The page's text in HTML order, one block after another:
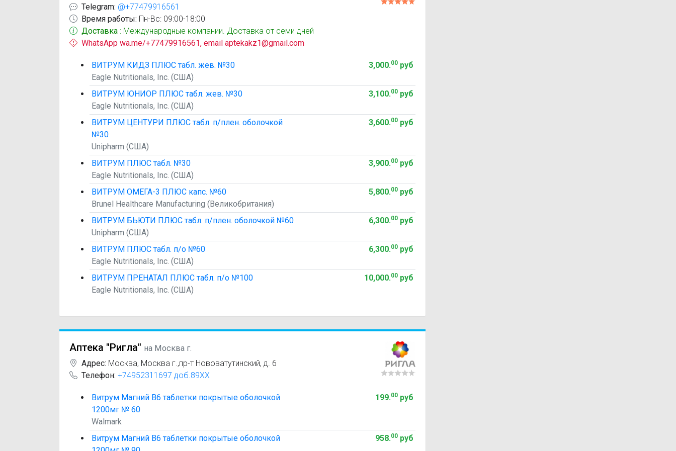
Telegram: @+77479916561
Время работы: Пн-Вс: 09:00-18:00
Доставка : Международные компании. Доставка от семи дней
WhatsApp wa.me/+77479916561, email aptekakz1@gmail.com
ВИТРУМ КИДЗ ПЛЮС табл. жев. №30
Eagle Nutritionals, Inc. (США)
3,000.00руб
ВИТРУМ ЮНИОР ПЛЮС табл. жев. №30
Eagle Nutritionals, Inc. (США)
3,100.00руб
ВИТРУМ ЦЕНТУРИ ПЛЮС табл. п/плен. оболочкой
№30
Unipharm (США)
3,600.00руб
ВИТРУМ ПЛЮС табл. №30
Eagle Nutritionals, Inc. (США)
3,900.00руб
ВИТРУМ ОМЕГА-3 ПЛЮС капс. №60
Brunel Healthcare Manufacturing (Великобритания)
5,800.00руб
ВИТРУМ БЬЮТИ ПЛЮС табл. п/плен. оболочкой №60
Unipharm (США)
6,300.00руб
ВИТРУМ ПЛЮС табл. п/о №60
Eagle Nutritionals, Inc. (США)
6,300.00руб
ВИТРУМ ПРЕНАТАЛ ПЛЮС табл. п/о №100
Eagle Nutritionals, Inc. (США)
10,000.00руб
Аптека "Ригла" на Москва г.
Адрес: Москва, Москва г.,пр-т Нововатутинский, д. 6
Телефон: +74952311697 доб.89XX
Витрум Магний В6 таблетки покрытые оболочкой
1200мг № 60
Walmark
199.00руб
Витрум Магний В6 таблетки покрытые оболочкой
958.00руб